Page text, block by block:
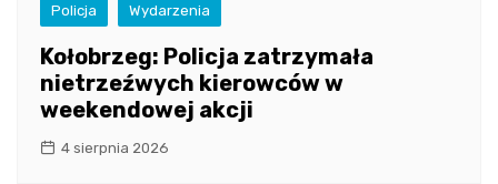
Policja Wydarzenia
Kołobrzeg: Policja zatrzymała
nietrzeźwych kierowców w
weekendowej akcji
4 sierpnia 2026